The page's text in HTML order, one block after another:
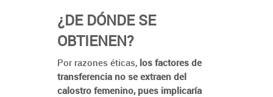
¿DE DÓNDE SE
OBTIENEN?
Por razones éticas, los factores de
transferencia no se extraen del
calostro femenino, pues implicaría